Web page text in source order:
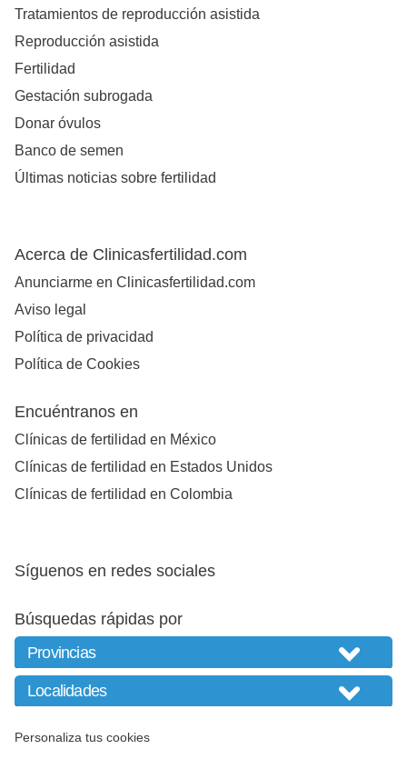
Tratamientos de reproducción asistida
Reproducción asistida
Fertilidad
Gestación subrogada
Donar óvulos
Banco de semen
Últimas noticias sobre fertilidad
Acerca de Clinicasfertilidad.com
Anunciarme en Clinicasfertilidad.com
Aviso legal
Política de privacidad
Política de Cookies
Encuéntranos en
Clínicas de fertilidad en México
Clínicas de fertilidad en Estados Unidos
Clínicas de fertilidad en Colombia
Síguenos en redes sociales
Búsquedas rápidas por
Personaliza tus cookies